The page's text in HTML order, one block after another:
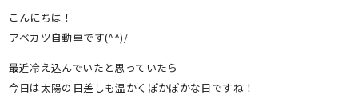
こんにちは！
アベカツ自動車です(^^)/
最近冷え込んでいたと思っていたら
今日は太陽の日差しも温かくぽかぽかな日ですね！